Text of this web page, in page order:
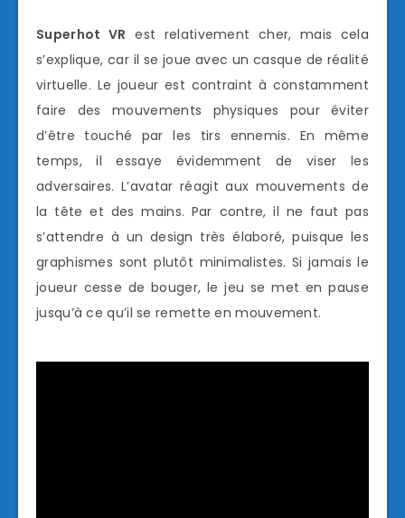
Superhot VR est relativement cher, mais cela
s’explique, car il se joue avec un casque de réalité
virtuelle. Le joueur est contraint à constamment
faire des mouvements physiques pour éviter
d’être touché par les tirs ennemis. En même
temps, il essaye évidemment de viser les
adversaires. L’avatar réagit aux mouvements de
la tête et des mains. Par contre, il ne faut pas
s’attendre à un design très élaboré, puisque les
graphismes sont plutôt minimalistes. Si jamais le
joueur cesse de bouger, le jeu se met en pause
jusqu’à ce qu’il se remette en mouvement.